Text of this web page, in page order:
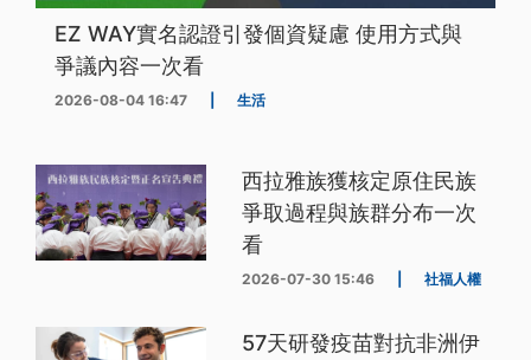
EZ WAY實名認證引發個資疑慮 使用方式與
爭議內容一次看
2026-08-04 16:47 生活
西拉雅族獲核定原住民族
爭取過程與族群分布一次
看
2026-07-30 15:46 社福人權
57天研發疫苗對抗非洲伊